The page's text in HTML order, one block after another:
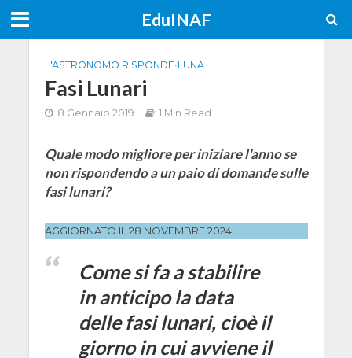
EduINAF
L'ASTRONOMO RISPONDE•LUNA
Fasi Lunari
8 Gennaio 2019 1 Min Read
Quale modo migliore per iniziare l'anno se
non rispondendo a un paio di domande sulle
fasi lunari?
AGGIORNATO IL 28 NOVEMBRE 2024
Come si fa a stabilire
in anticipo la data
delle fasi lunari, cioè il
giorno in cui avviene il